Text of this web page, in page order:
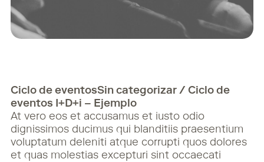
Ciclo de eventosSin categorizar / Ciclo de
eventos I+D+i – Ejemplo
At vero eos et accusamus et iusto odio
dignissimos ducimus qui blanditiis praesentium
voluptatum deleniti atque corrupti quos dolores
et quas molestias excepturi sint occaecati